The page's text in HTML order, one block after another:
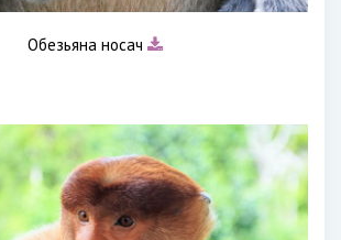
Обезьяна носач